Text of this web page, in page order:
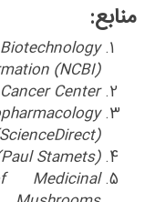
منابع:
(NCBI)
Center
Stamets)
Medicinal